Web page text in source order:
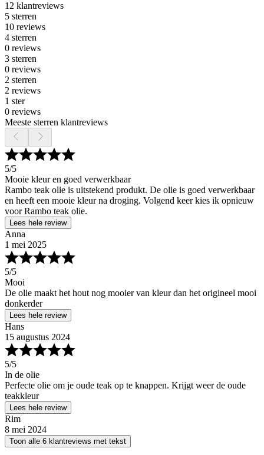
12 klantreviews
5 sterren
10 reviews
4 sterren
0 reviews
3 sterren
0 reviews
2 sterren
2 reviews
1 ster
0 reviews
Meeste sterren klantreviews
5/5
Mooie kleur en goed verwerkbaar
Rambo teak olie is uitstekend produkt. De olie is goed verwerkbaar
en heeft een mooie kleur na droging. Volgend keer kies ik opnieuw
voor Rambo teak olie.
Lees hele review
Anna
1 mei 2025
5/5
Mooi
De olie maakt het hout nog mooier van kleur dan het origineel mooi
donkerder
Lees hele review
Hans
15 augustus 2024
5/5
In de olie
Perfecte olie om je oude teak op te knappen. Krijgt weer de oude
teakkleur
Lees hele review
Rim
8 mei 2024
Toon alle 6 klantreviews met tekst